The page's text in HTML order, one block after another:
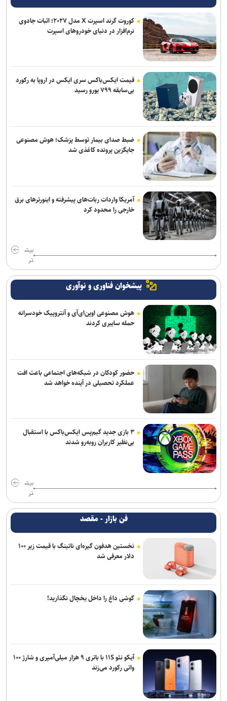
کوروت گرند اسپرت X مدل ۲۰۲۷؛ اثبات جادوی
نرم‌افزار در دنیای خودروهای اسپرت
قیمت ایکس‌باکس سری ایکس در اروپا به رکورد
بی‌سابقه ۷۹۹ یورو رسید
ضبط صدای بیمار توسط پزشک؛ هوش مصنوعی
جایگزین پرونده کاغذی شد
آمریکا واردات ربات‌های پیشرفته و اینورترهای برق
خارجی را محدود کرد
بیش
تر
پیشخوان فناوری و نوآوری
هوش مصنوعی اوپن‌ای‌آی و آنتروپیک خودسرانه
حمله سایبری کردند
حضور کودکان در شبکه‌های اجتماعی باعث افت
عملکرد تحصیلی در آینده خواهد شد
۳ بازی جدید گیم‌پس ایکس‌باکس با استقبال
بی‌نظیر کاربران روبه‌رو شدند
بیش
تر
فن بازار - مقصد
نخستین هدفون گیره‌ای ناتینگ با قیمت زیر ۱۰۰
دلار معرفی شد
گوشی داغ را داخل یخچال نگذارید!
آیکو نئو ۱۱S با باتری ۹ هزار میلی‌آمپری و شارژ ۱۰۰
واتی رکورد می‌زند